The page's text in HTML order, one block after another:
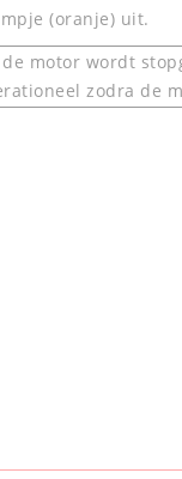
(oranje) uit.
de motor wordt
zodra de